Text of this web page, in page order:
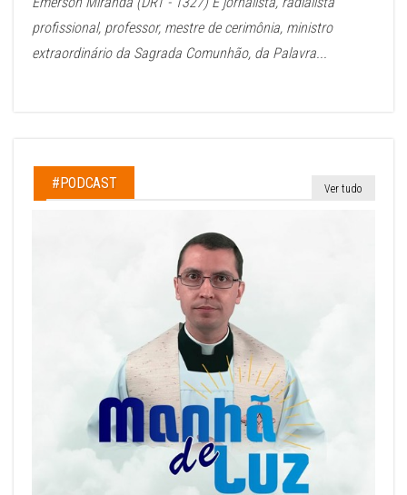
profissional, professor, mestre de cerimônia, ministro
extraordinário da Sagrada Comunhão, da Palavra...
#PODCAST Ver tudo